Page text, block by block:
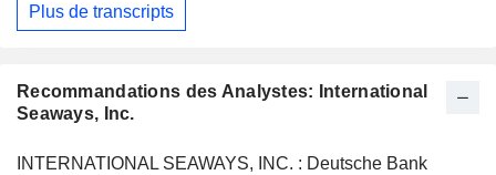
Plus de transcripts
Recommandations des Analystes: International
Seaways, Inc.
INTERNATIONAL SEAWAYS, INC. : Deutsche Bank